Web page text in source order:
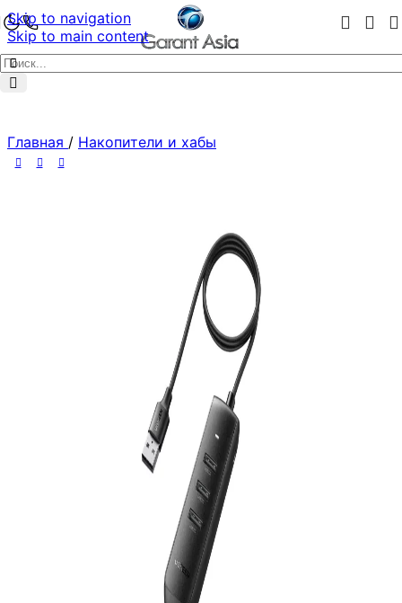
Skip to navigation
Skip to main content
Главная / Накопители и хабы